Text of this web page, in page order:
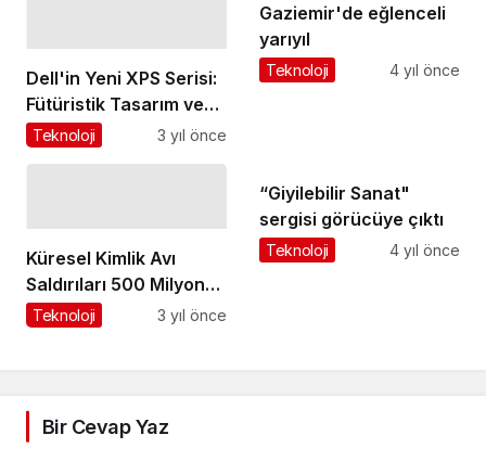
Dell'in Yeni XPS Serisi:
Fütüristik Tasarım ve
Yerleşik Yapay Zekâ
Teknoloji 3 yıl önce
Gaziemir'de eğlenceli
yarıyıl
Teknoloji 4 yıl önce
Küresel Kimlik Avı
Saldırıları 500 Milyonu
Aştı!
Teknoloji 3 yıl önce
“Giyilebilir Sanat"
sergisi görücüye çıktı
Teknoloji 4 yıl önce
Bir Cevap Yaz